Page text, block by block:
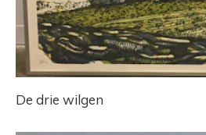
De drie wilgen